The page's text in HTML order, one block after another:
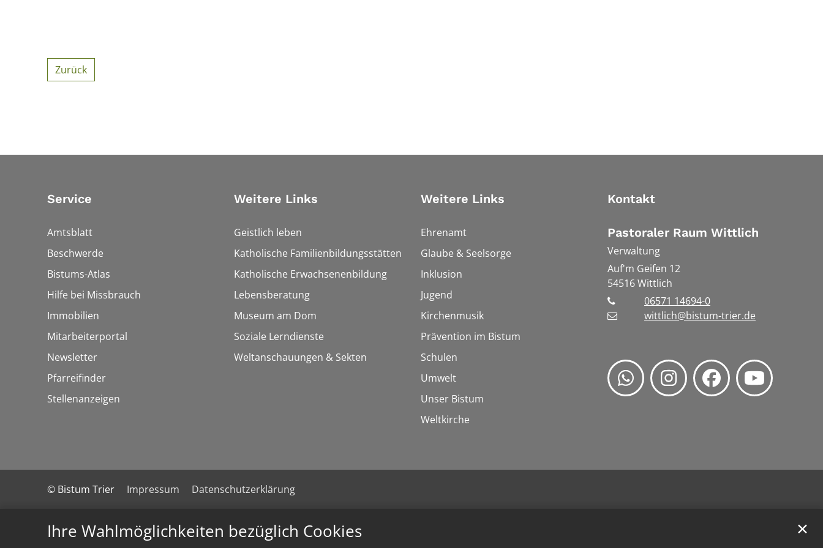
Ihre Wahlmöglichkeiten bezüglich Cookies ✕
Zurück
Service
Amtsblatt
Beschwerde
Bistums-Atlas
Hilfe bei Missbrauch
Immobilien
Mitarbeiterportal
Newsletter
Pfarreifinder
Stellenanzeigen
Weitere Links
Geistlich leben
Katholische Familienbildungsstätten
Katholische Erwachsenenbildung
Lebensberatung
Museum am Dom
Soziale Lerndienste
Weltanschauungen & Sekten
Weitere Links
Ehrenamt
Glaube & Seelsorge
Inklusion
Jugend
Kirchenmusik
Prävention im Bistum
Schulen
Umwelt
Unser Bistum
Weltkirche
Kontakt
Pastoraler Raum Wittlich
Verwaltung
Auf'm Geifen 12
54516Wittlich
06571 14694-0
wittlich@bistum-trier.de
© Bistum Trier Impressum Datenschutzerklärung